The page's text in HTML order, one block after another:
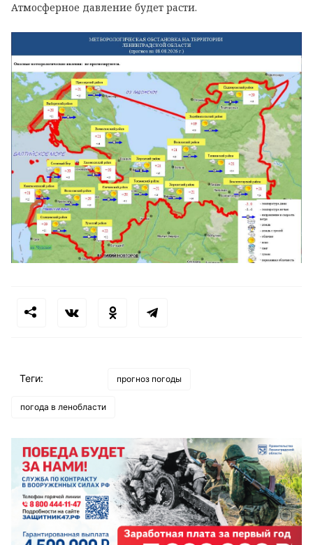
Атмосферное давление будет расти.
Теги: прогноз погоды
погода в ленобласти